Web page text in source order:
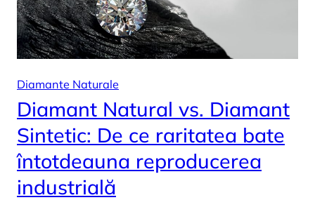
Diamante Naturale
Diamant Natural vs. Diamant
Sintetic: De ce raritatea bate
întotdeauna reproducerea
industrială